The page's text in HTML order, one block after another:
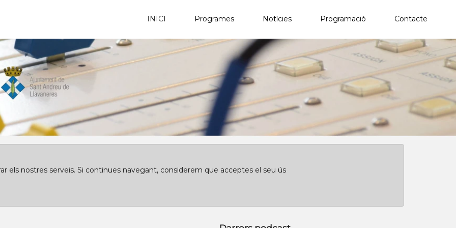
Clica aquí per començar des de l'inici
INICI Programes Notícies Programació Contacte
els nostres serveis. Si continues navegant, considerem que acceptes el seu ús